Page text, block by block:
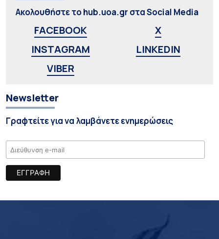
Ακολουθήστε το hub.uoa.gr στα Social Media
FACEBOOK
X
INSTAGRAM
LINKEDIN
VIBER
Newsletter
Γραφτείτε για να λαμβάνετε ενημερώσεις